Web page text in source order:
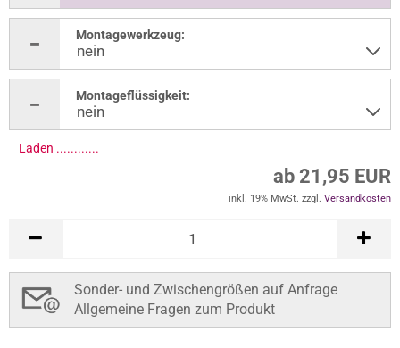
Montagewerkzeug:
Montageflüssigkeit:
Laden .............
ab 21,95 EUR
inkl. 19% MwSt. zzgl. Versandkosten
Sonder- und Zwischengrößen auf Anfrage
Allgemeine Fragen zum Produkt